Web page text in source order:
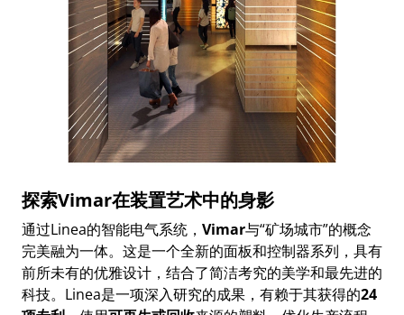
探索Vimar在装置艺术中的身影
通过Linea的智能电气系统， Vimar与“矿场城市”的概念
完美融为一体。这是一个全新的面板和控制器系列，具有
前所未有的优雅设计，结合了简洁考究的美学和最先进的
科技。Linea是一项深入研究的成果，有赖于其获得的24